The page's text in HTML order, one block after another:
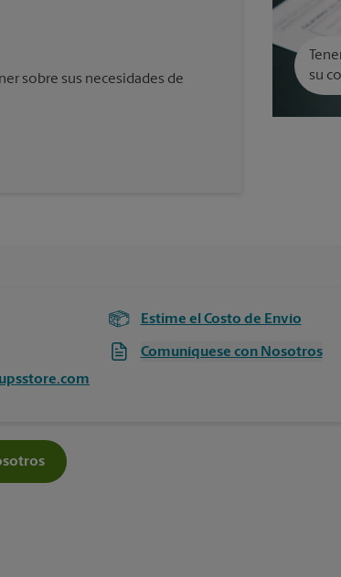
sobre sus necesidades de
su
Estime el Costo de Envío
Comuníquese con Nosotros